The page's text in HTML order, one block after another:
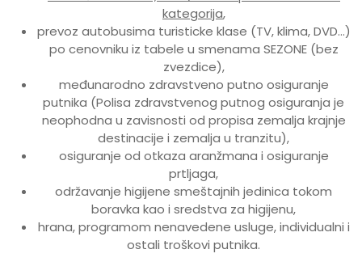
kategorija,
prevoz autobusima turisticke klase (TV, klima, DVD…)
po cenovniku iz tabele u smenama SEZONE (bez
zvezdice),
međunarodno zdravstveno putno osiguranje
putnika (Polisa zdravstvenog putnog osiguranja je
neophodna u zavisnosti od propisa zemalja krajnje
destinacije i zemalja u tranzitu),
osiguranje od otkaza aranžmana i osiguranje
prtljaga,
održavanje higijene smeštajnih jedinica tokom
boravka kao i sredstva za higijenu,
hrana, programom nenavedene usluge, individualni i
ostali troškovi putnika.